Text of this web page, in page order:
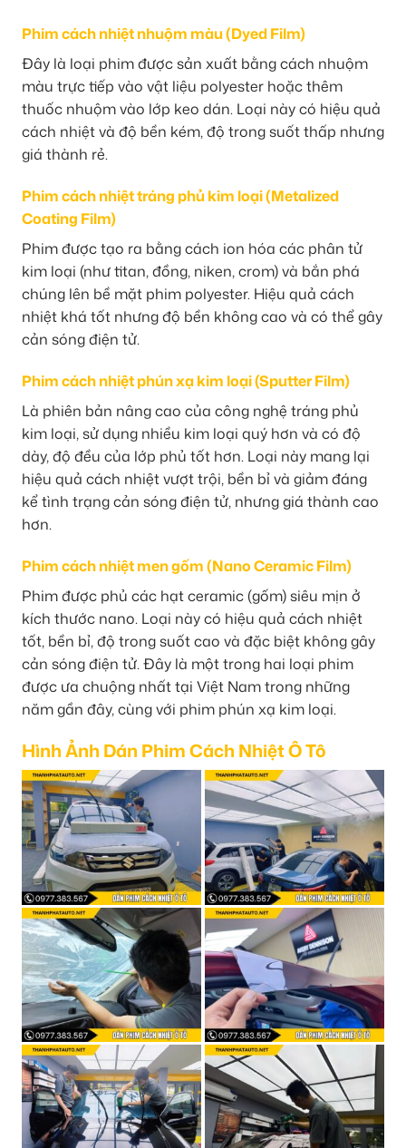
Phim cách nhiệt nhuộm màu (Dyed Film)
Đây là loại phim được sản xuất bằng cách nhuộm
màu trực tiếp vào vật liệu polyester hoặc thêm
thuốc nhuộm vào lớp keo dán. Loại này có hiệu quả
cách nhiệt và độ bền kém, độ trong suốt thấp nhưng
giá thành rẻ.
Phim cách nhiệt tráng phủ kim loại (Metalized
Coating Film)
Phim được tạo ra bằng cách ion hóa các phân tử
kim loại (như titan, đồng, niken, crom) và bắn phá
chúng lên bề mặt phim polyester. Hiệu quả cách
nhiệt khá tốt nhưng độ bền không cao và có thể gây
cản sóng điện tử.
Phim cách nhiệt phún xạ kim loại (Sputter Film)
Là phiên bản nâng cao của công nghệ tráng phủ
kim loại, sử dụng nhiều kim loại quý hơn và có độ
dày, độ đều của lớp phủ tốt hơn. Loại này mang lại
hiệu quả cách nhiệt vượt trội, bền bỉ và giảm đáng
kể tình trạng cản sóng điện tử, nhưng giá thành cao
hơn.
Phim cách nhiệt men gốm (Nano Ceramic Film)
Phim được phủ các hạt ceramic (gốm) siêu mịn ở
kích thước nano. Loại này có hiệu quả cách nhiệt
tốt, bền bỉ, độ trong suốt cao và đặc biệt không gây
cản sóng điện tử. Đây là một trong hai loại phim
được ưa chuộng nhất tại Việt Nam trong những
năm gần đây, cùng với phim phún xạ kim loại.
Hình Ảnh Dán Phim Cách Nhiệt Ô Tô